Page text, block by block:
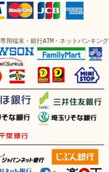
用端末・銀行ATM・ネットバンキング